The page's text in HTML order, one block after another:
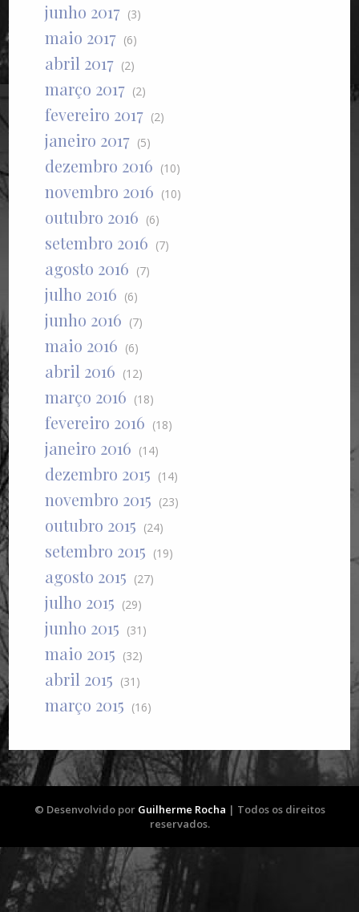
junho 2017 (3)
maio 2017 (6)
abril 2017 (2)
março 2017 (2)
fevereiro 2017 (2)
janeiro 2017 (5)
dezembro 2016 (10)
novembro 2016 (10)
outubro 2016 (6)
setembro 2016 (7)
agosto 2016 (7)
julho 2016 (6)
junho 2016 (7)
maio 2016 (6)
abril 2016 (12)
março 2016 (18)
fevereiro 2016 (18)
janeiro 2016 (14)
dezembro 2015 (14)
novembro 2015 (23)
outubro 2015 (24)
setembro 2015 (19)
agosto 2015 (27)
julho 2015 (29)
junho 2015 (31)
maio 2015 (32)
abril 2015 (31)
março 2015 (16)
© Desenvolvido por Guilherme Rocha | Todos os direitos
reservados.